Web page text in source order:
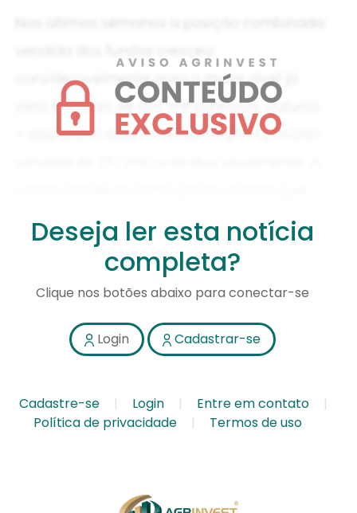
Deseja ler esta notícia
completa?
Clique nos botões abaixo para conectar-se
Login Cadastrar-se
Cadastre-se Login
Entre em contato
Política de privacidade
Termos de uso